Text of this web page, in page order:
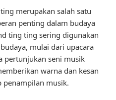
merupakan salah satu
penting dalam budaya
ting ting sering digunakan
mulai dari upacara
pertunjukan seni musik
warna dan kesan
penampilan musik.